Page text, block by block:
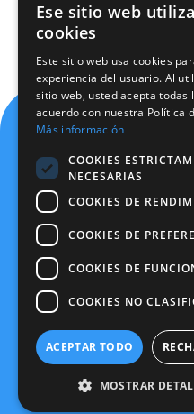
Saber más
Ese sitio web utiliza
cookies
Este sitio web usa cookies
experiencia del usuario. Al
sitio web, usted acepta todas
acuerdo con nuestra Política
Más información
COOKIES
NECESARIAS
COOKIES DE
COOKIES DE
COOKIES DE
COOKIES NO
ACEPTAR TODO
MOSTRAR